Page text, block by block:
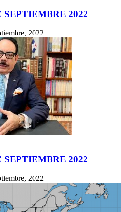
SEPTIEMBRE 2022
2022
SEPTIEMBRE 2022
2022